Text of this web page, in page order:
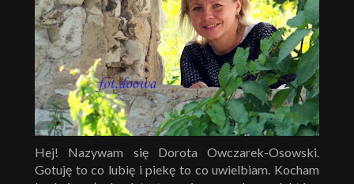
Hej! Nazywam się Dorota Owczarek-Osowski.
Gotuję to co lubię i piekę to co uwielbiam. Kocham